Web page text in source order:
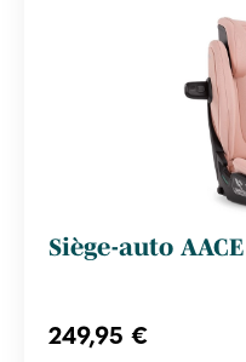
Siège-auto
249,95 €